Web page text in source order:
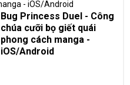
Bug Princess Duel - Công
chúa cưỡi bọ giết quái
phong cách manga -
iOS/Android